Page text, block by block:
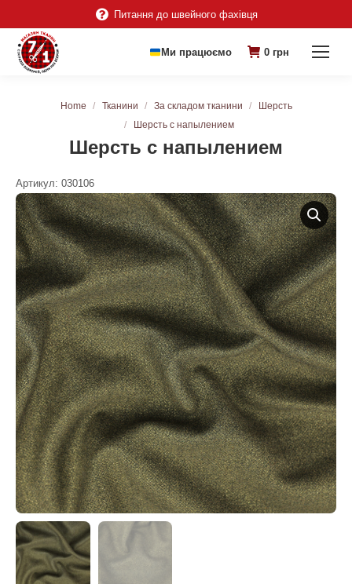
Питання до швейного фахівця
Ми працюємо 0 грн
Шерсть с напылением
You are here:
Home Тканини За складом тканини
Шерсть
Шерсть с напылением
Артикул: 030106